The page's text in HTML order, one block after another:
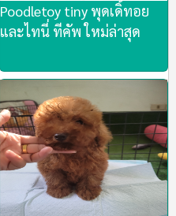
Poodletoy tiny พุดเดิ้ทอย
และไทนี่ ทีคัพ ใหม่ล่าสุด